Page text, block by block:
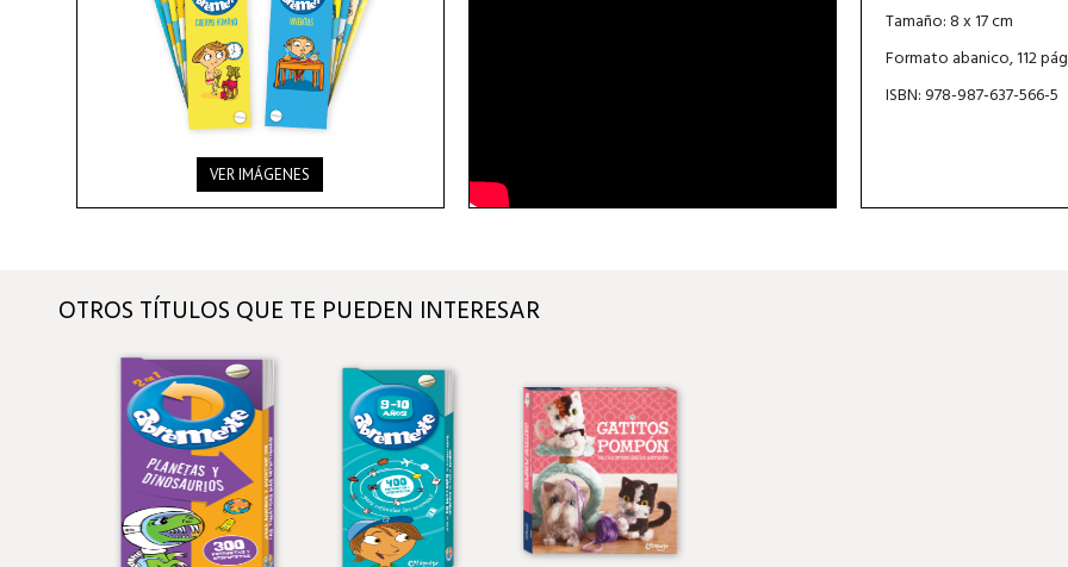
VER IMÁGENES
Tamaño: 8 x 17 cm
Formato abanico, 112
ISBN: 978-987-637-566-5
OTROS TÍTULOS QUE TE PUEDEN INTERESAR